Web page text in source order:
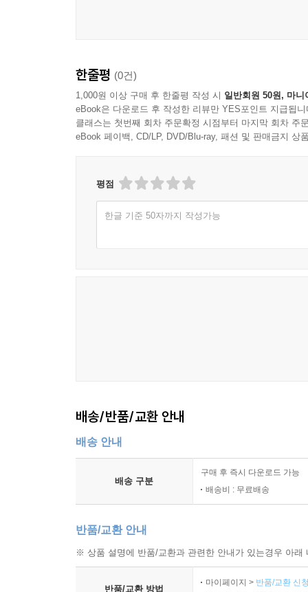
한줄평 (0건)
1,000원 이상 구매 후 한줄평 작성 시 일반회원 50원, 마니
eBook은 다운로드 후 작성한 리뷰만 YES포인트 지급됩니
클래스는 첫번째 회차 주문확정 시점부터 마지막 회차 주
eBook 페이백, CD/LP, DVD/Blu-ray, 패션 및 판매금지 상
평점
한글 기준 50자까지 작성가능
배송/반품/교환 안내
배송 안내
배송 구분
구매 후 즉시 다운로드 가능
배송비 : 무료배송
반품/교환 안내
※ 상품 설명에 반품/교환과 관련한 안내가 있는경우 아
반품/교환 방법
마이페이지 > 반품/교환 신